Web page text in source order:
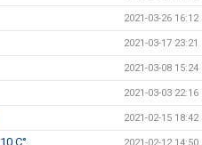
2021-03-26 16:12
2021-03-17 23:21
2021-03-08 15:24
2021-03-03 22:16
2021-02-15 18:42
C°